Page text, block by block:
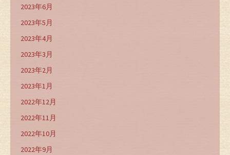
2023年6月
2023年5月
2023年4月
2023年3月
2023年2月
2023年1月
2022年12月
2022年11月
2022年10月
2022年9月